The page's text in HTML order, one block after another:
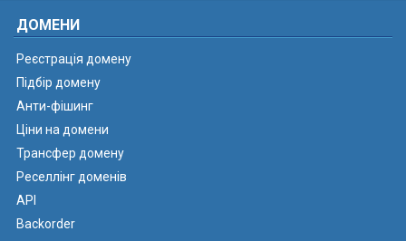
ДОМЕНИ
Реєстрація домену
Підбір домену
Анти-фішинг
Ціни на домени
Трансфер домену
Реселлінг доменів
API
Backorder